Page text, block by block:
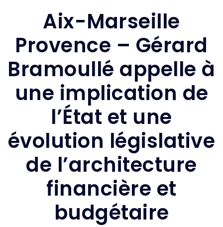
Aix-Marseille
Provence – Gérard
Bramoullé appelle à
une implication de
l’État et une
évolution législative
de l’architecture
financière et
budgétaire